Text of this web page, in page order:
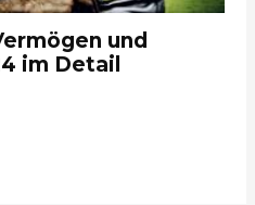
und
im Detail